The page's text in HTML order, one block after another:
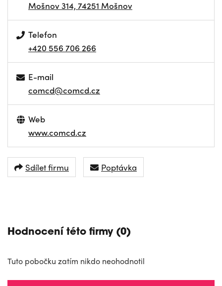
Mošnov 314, 74251 Mošnov
Telefon
+420 556 706 266
E-mail
comcd@comcd.cz
Web
www.comcd.cz
Sdílet firmu Poptávka
Hodnocení této firmy (0)
Tuto pobočku zatím nikdo neohodnotil